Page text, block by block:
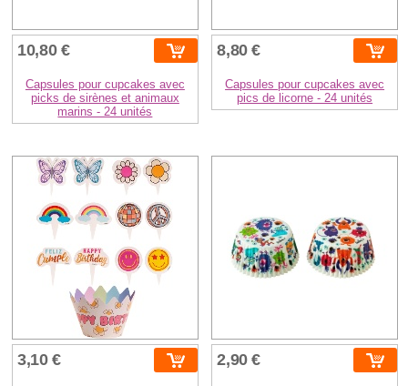
10,80 €
Capsules pour cupcakes avec
picks de sirènes et animaux
marins - 24 unités
8,80 €
Capsules pour cupcakes avec
pics de licorne - 24 unités
3,10 € 2,90 €